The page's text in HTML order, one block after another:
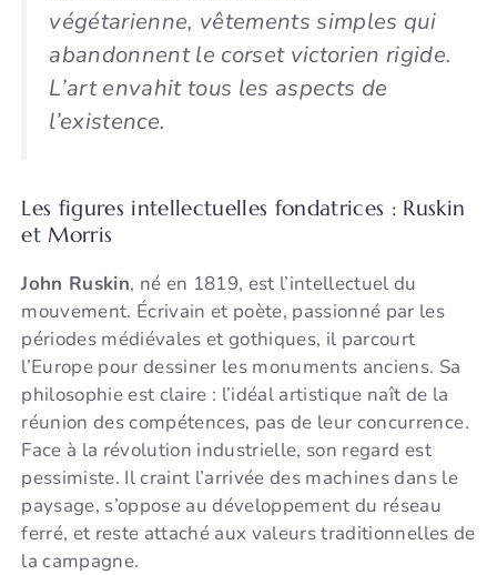
végétarienne, vêtements simples qui
abandonnent le corset victorien rigide.
L’art envahit tous les aspects de
l’existence.
Les figures intellectuelles fondatrices : Ruskin
et Morris
John Ruskin, né en 1819, est l’intellectuel du
mouvement. Écrivain et poète, passionné par les
périodes médiévales et gothiques, il parcourt
l’Europe pour dessiner les monuments anciens. Sa
philosophie est claire : l’idéal artistique naît de la
réunion des compétences, pas de leur concurrence.
Face à la révolution industrielle, son regard est
pessimiste. Il craint l’arrivée des machines dans le
paysage, s’oppose au développement du réseau
ferré, et reste attaché aux valeurs traditionnelles de
la campagne.